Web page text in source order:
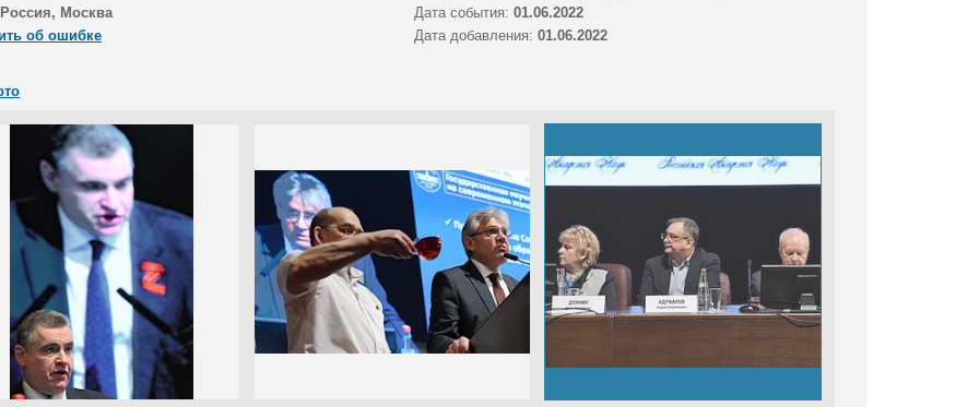
Россия, Москва Дата события: 01.06.2022
об ошибке
Дата добавления: 01.06.2022